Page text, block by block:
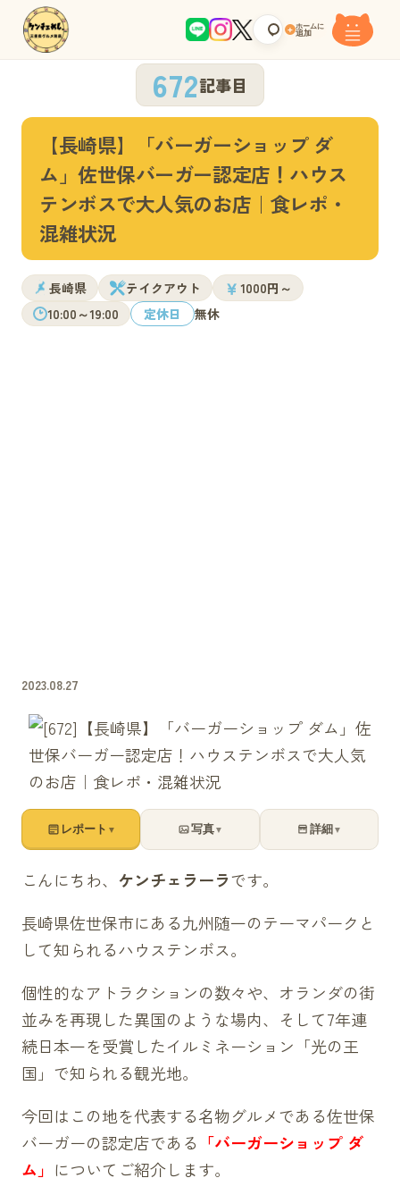
+ ホームに
追加
672記事目
【長崎県】「バーガーショップ ダ
ム」佐世保バーガー認定店！ハウス
テンボスで大人気のお店｜食レポ・
混雑状況
長崎県 テイクアウト ￥ 1000円～
10:00～19:00
定休日 無休
2023.08.27
レポート ▼ 写真▼ 詳細 ▼
こんにちわ、 ケンチェラーラです。
長崎県佐世保市にある九州随一のテーマパークと
して知られるハウステンボス。
個性的なアトラクションの数々や、オランダの街
並みを再現した異国のような場内、そして7年連
続日本一を受賞したイルミネーション「光の王
国」で知られる観光地。
今回はこの地を代表する名物グルメである佐世保
バーガーの認定店である 「バーガーショップ ダ
ム」 についてご紹介します。